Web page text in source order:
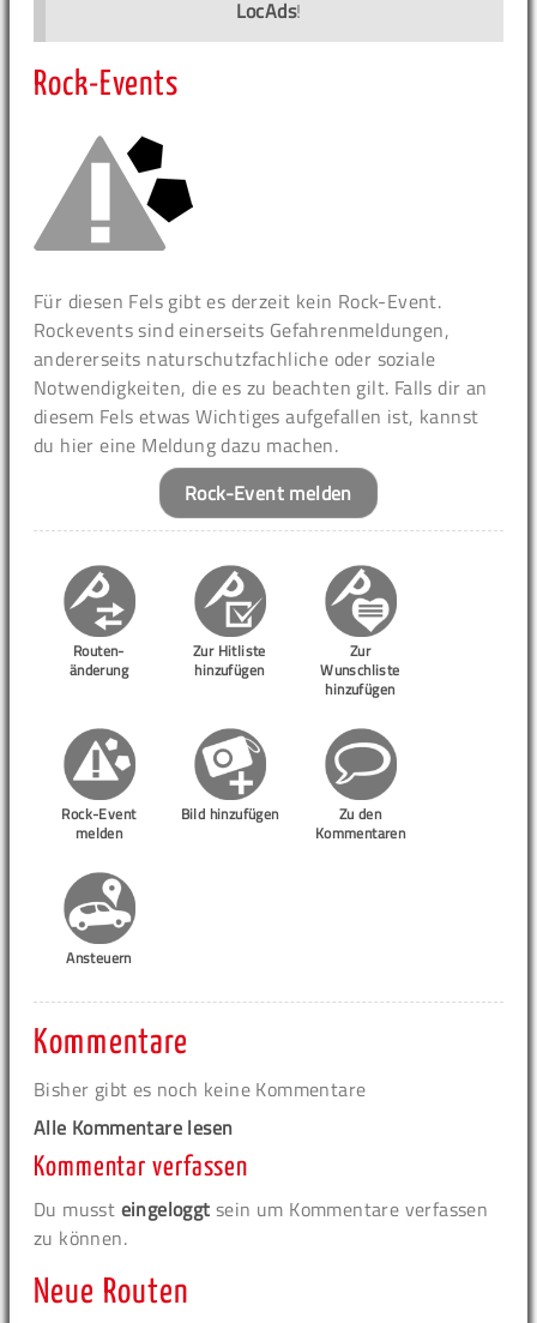
LocAds!
Rock-Events
Für diesen Fels gibt es derzeit kein Rock-Event.
Rockevents sind einerseits Gefahrenmeldungen,
andererseits naturschutzfachliche oder soziale
Notwendigkeiten, die es zu beachten gilt. Falls dir an
diesem Fels etwas Wichtiges aufgefallen ist, kannst
du hier eine Meldung dazu machen.
Rock-Event melden
Routen-
änderung
Zur Hitliste
hinzufügen
Zur
Wunschliste
hinzufügen
Rock-Event
melden
Bild hinzufügen
Zu den
Kommentaren
Ansteuern
Kommentare
Bisher gibt es noch keine Kommentare
Alle Kommentare lesen
Kommentar verfassen
Du musst eingeloggt sein um Kommentare verfassen
zu können.
Neue Routen